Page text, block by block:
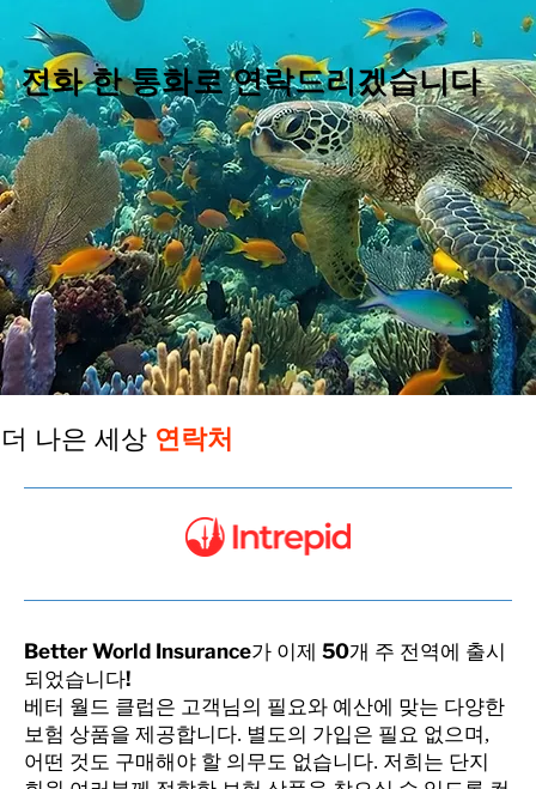
Better World Insurance가 이제 50개 주 전역에 출시
되었습니다!
베터 월드 클럽은 고객님의 필요와 예산에 맞는 다양한
보험 상품을 제공합니다. 별도의 가입은 필요 없으며,
어떤 것도 구매해야 할 의무도 없습니다. 저희는 단지
더 나은 세상 연락처
전화 한 통화로 연락드리겠습니다